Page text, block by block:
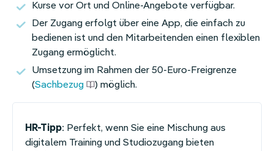
Kurse vor Ort und Online-Angebote verfügbar.
Der Zugang erfolgt über eine App, die einfach zu
bedienen ist und den Mitarbeitenden einen flexiblen
Zugang ermöglicht.
Umsetzung im Rahmen der 50-Euro-Freigrenze
(Sachbezug ) möglich.
HR-Tipp: Perfekt, wenn Sie eine Mischung aus
digitalem Training und Studiozugang bieten